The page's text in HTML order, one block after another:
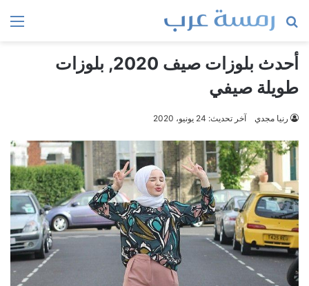
بحث
أحدث بلوزات صيف 2020, بلوزات
طويلة صيفي
رنيا مجدي آخر تحديث: 24 يونيو، 2020